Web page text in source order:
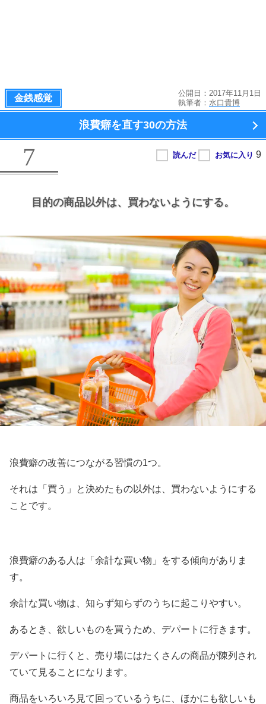
金銭感覚
公開日：2017年11月1日
執筆者： 水口貴博
浪費癖を直す30の方法
7
目的の商品以外は、 買わないようにする。
浪費癖の改善につながる習慣の1つ。
それは「買う」と決めたもの以外は、買わないようにする
ことです。
浪費癖のある人は「余計な買い物」をする傾向がありま
す。
余計な買い物は、知らず知らずのうちに起こりやすい。
あるとき、欲しいものを買うため、デパートに行きます。
デパートに行くと、売り場にはたくさんの商品が陳列され
ていて見ることになります。
商品をいろいろ見て回っているうちに、ほかにも欲しいも